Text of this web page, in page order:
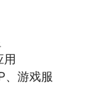
用
、游戏服